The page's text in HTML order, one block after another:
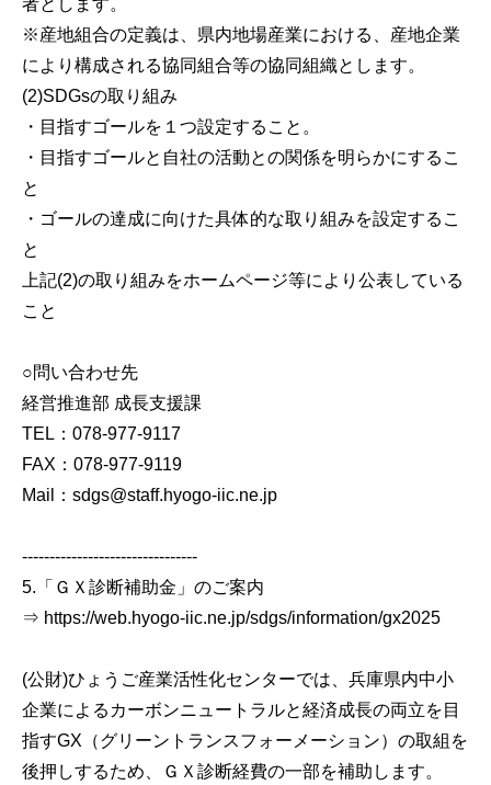
者とします。
※産地組合の定義は、県内地場産業における、産地企業
により構成される協同組合等の協同組織とします。
(2)SDGsの取り組み
・目指すゴールを１つ設定すること。
・目指すゴールと自社の活動との関係を明らかにするこ
と
・ゴールの達成に向けた具体的な取り組みを設定するこ
と
上記(2)の取り組みをホームページ等により公表している
こと
○問い合わせ先
経営推進部 成長支援課
TEL：078-977-9117
FAX：078-977-9119
Mail：sdgs@staff.hyogo-iic.ne.jp
--------------------------------
5.「ＧＸ診断補助金」のご案内
⇒ https://web.hyogo-iic.ne.jp/sdgs/information/gx2025
(公財)ひょうご産業活性化センターでは、兵庫県内中小
企業によるカーボンニュートラルと経済成長の両立を目
指すGX（グリーントランスフォーメーション）の取組を
後押しするため、ＧＸ診断経費の一部を補助します。